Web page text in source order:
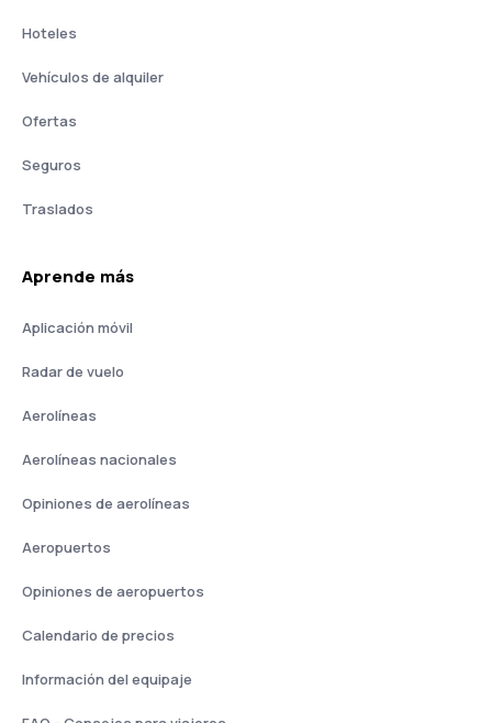
Hoteles
Vehículos de alquiler
Ofertas
Seguros
Traslados
Aprende más
Aplicación móvil
Radar de vuelo
Aerolíneas
Aerolíneas nacionales
Opiniones de aerolíneas
Aeropuertos
Opiniones de aeropuertos
Calendario de precios
Información del equipaje